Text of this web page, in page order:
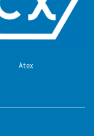
Atex